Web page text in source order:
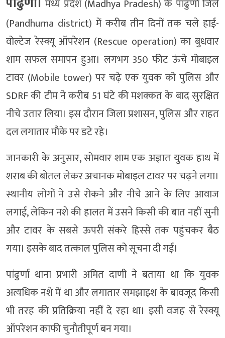
मध्य प्रदेश (Madhya Pradesh) के पांढुर्णा जिले
(Pandhurna district) में करीब तीन दिनों तक चले हाई-
वोल्टेज रेस्क्यू ऑपरेशन (Rescue operation) का बुधवार
शाम सफल समापन हुआ। लगभग 350 फीट ऊंचे मोबाइल
टावर (Mobile tower) पर चढ़े एक युवक को पुलिस और
SDRF की टीम ने करीब 51 घंटे की मशक्कत के बाद सुरक्षित
नीचे उतार लिया। इस दौरान जिला प्रशासन, पुलिस और राहत
दल लगातार मौके पर डटे रहे।
जानकारी के अनुसार, सोमवार शाम एक अज्ञात युवक हाथ में
शराब की बोतल लेकर अचानक मोबाइल टावर पर चढ़ने लगा।
स्थानीय लोगों ने उसे रोकने और नीचे आने के लिए आवाज
लगाई, लेकिन नशे की हालत में उसने किसी की बात नहीं सुनी
और टावर के सबसे ऊपरी संकरे हिस्से तक पहुंचकर बैठ
गया। इसके बाद तत्काल पुलिस को सूचना दी गई।
पांढुर्णा थाना प्रभारी अमित दाणी ने बताया था कि युवक
अत्यधिक नशे में था और लगातार समझाइश के बावजूद किसी
भी तरह की प्रतिक्रिया नहीं दे रहा था। इसी वजह से रेस्क्यू
ऑपरेशन काफी चुनौतीपूर्ण बन गया।